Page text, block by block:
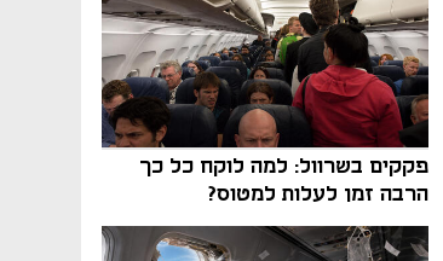
פקקים בשרוול: למה לוקח כל כך
הרבה זמן לעלות למטוס?